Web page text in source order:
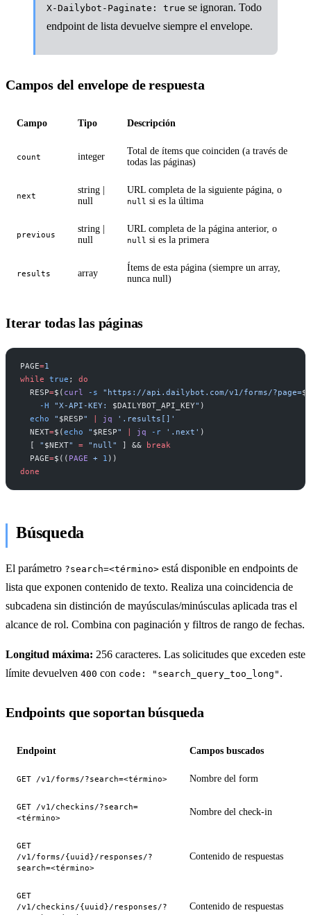
X-Dailybot-Paginate: true se ignoran. Todo
endpoint de lista devuelve siempre el envelope.
Campos del envelope de respuesta
Campo Tipo Descripción
count integer
Total de ítems que coinciden (a través de
todas las páginas)
next
string |
null
URL completa de la siguiente página, o
null si es la última
previous
string |
null
URL completa de la página anterior, o
null si es la primera
results array
Ítems de esta página (siempre un array,
nunca null)
Iterar todas las páginas
PAGE=1
while true ; do
  RESP
=$( curl -s "https://api.dailybot.com/v1/forms/?page=
    -H
"X-API-KEY: $DAILYBOT_API_KEY" )
  echo
" $RESP" | jq '.results[]'
  NEXT
=$(echo " $RESP" | jq -r '.next' )
  [
" $NEXT" = "null" ] && break
  PAGE
=$(( PAGE + 1 ))
done
Búsqueda
El parámetro ?search=<término> está disponible en endpoints de
lista que exponen contenido de texto. Realiza una coincidencia de
subcadena sin distinción de mayúsculas/minúsculas aplicada tras el
alcance de rol. Combina con paginación y filtros de rango de fechas.
Longitud máxima: 256 caracteres. Las solicitudes que exceden este
límite devuelven 400 con code: "search_query_too_long" .
Endpoints que soportan búsqueda
Endpoint Campos buscados
GET /v1/forms/?search=<término> Nombre del form
GET /v1/checkins/?search=
<término>
Nombre del check-in
GET
/v1/forms/{uuid}/responses/?
search=<término>
Contenido de respuestas
GET
/v1/checkins/{uuid}/responses/?
Contenido de respuestas